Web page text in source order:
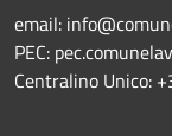
email:
PEC:
Centralino Unico: